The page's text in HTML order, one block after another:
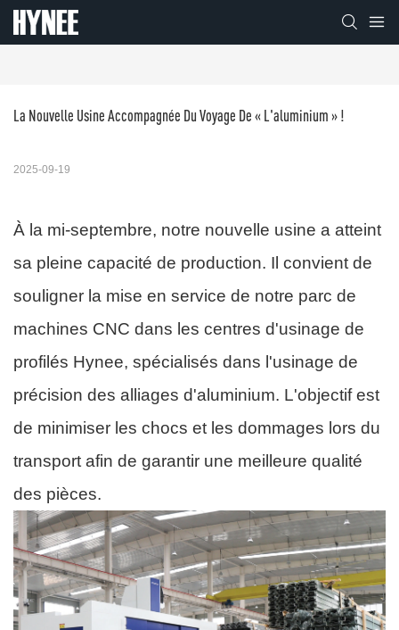
La Nouvelle Usine Accompagnée Du Voyage De « L'aluminium » !
2025-09-19
À la mi-septembre, notre nouvelle usine a atteint
sa pleine capacité de production. Il convient de
souligner la mise en service de notre parc de
machines CNC dans les centres d'usinage de
profilés Hynee, spécialisés dans l'usinage de
précision des alliages d'aluminium. L'objectif est
de minimiser les chocs et les dommages lors du
transport afin de garantir une meilleure qualité
des pièces.